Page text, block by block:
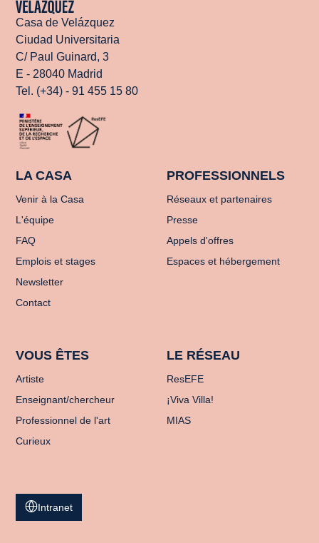
Casa de Velázquez
Ciudad Universitaria
C/ Paul Guinard, 3
E - 28040 Madrid
Tel. (+34) - 91 455 15 80
LA CASA
Venir à la Casa
L'équipe
FAQ
Emplois et stages
Newsletter
Contact
PROFESSIONNELS
Réseaux et partenaires
Presse
Appels d'offres
Espaces et hébergement
VOUS ÊTES
Artiste
Enseignant/chercheur
Professionnel de l'art
Curieux
LE RÉSEAU
ResEFE
¡Viva Villa!
MIAS
Intranet